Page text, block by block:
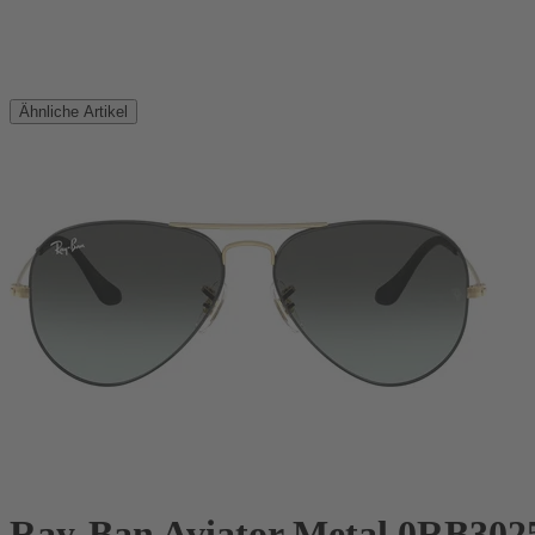
Ähnliche Artikel